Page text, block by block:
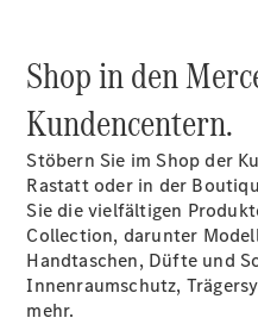
Angebote
V-Klasse
V-Klasse
Shop in den
Kundencentern.
Stöbern Sie im Shop der
Rastatt oder in der
Sie die vielfältigen
Collection, darunter
Handtaschen, Düfte und
Innenraumschutz,
mehr.